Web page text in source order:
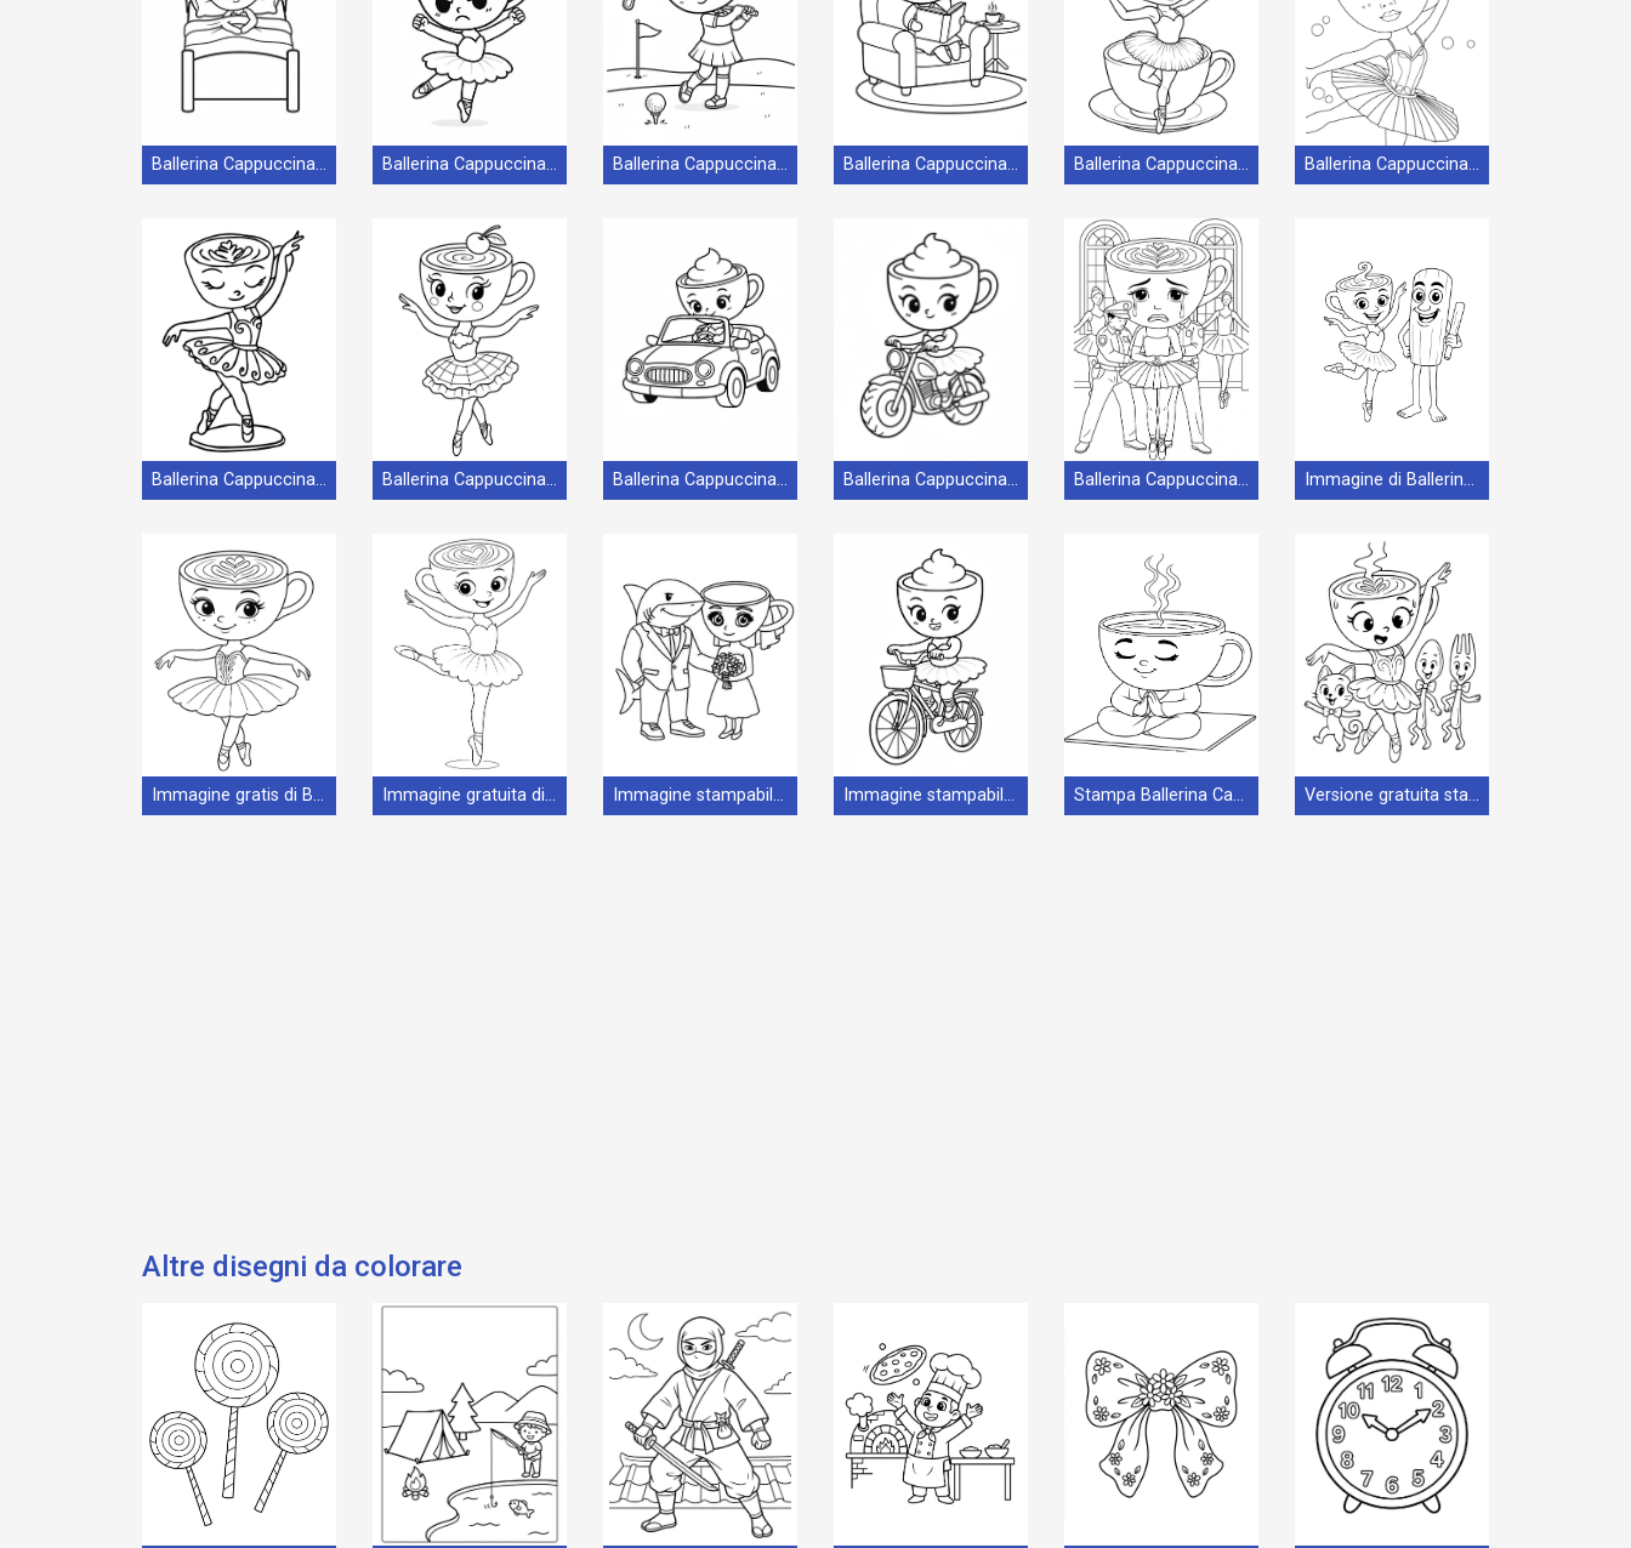
Ballerina Cappuccina per bambini di 2 anni Ballerina Cappuccina per bambini di 3 anni Ballerina Cappuccina per bambini di 4 anni Ballerina Cappuccina per bambini di 5 anni Ballerina Cappuccina per bambini Ballerina Cappuccina senza costo
Ballerina Cappuccina stampabile gratis Ballerina Cappuccina stampabile gratuita Ballerina Cappuccina stampabile per bambini Ballerina Cappuccina stampabile senza costo Ballerina Cappuccina stampabile Immagine di Ballerina Cappuccina
Immagine gratis di Ballerina Cappuccina Immagine gratuita di Ballerina Cappuccina Immagine stampabile di Ballerina Cappuccina Immagine stampabile gratuita di Ballerina Cappuccina Stampa Ballerina Cappuccina Versione gratuita stampabile di Ballerina Cappuccina
Altre disegni da colorare